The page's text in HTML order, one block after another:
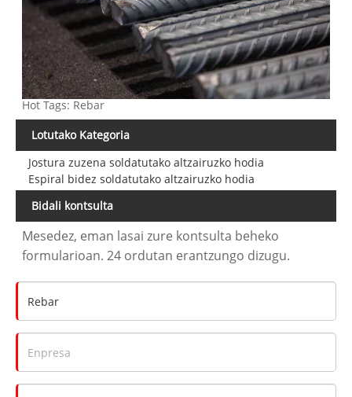
Hot Tags: Rebar
Lotutako Kategoria
Jostura zuzena soldatutako altzairuzko hodia
Espiral bidez soldatutako altzairuzko hodia
Bidali kontsulta
Mesedez, eman lasai zure kontsulta beheko
formularioan. 24 ordutan erantzungo dizugu.